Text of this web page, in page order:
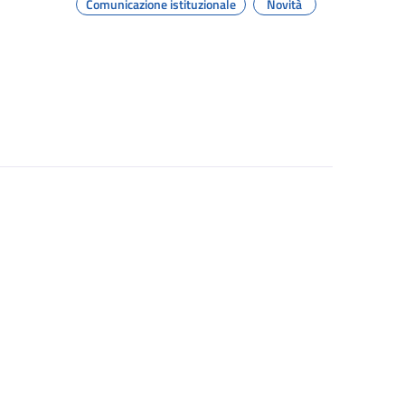
Comunicazione istituzionale Novità